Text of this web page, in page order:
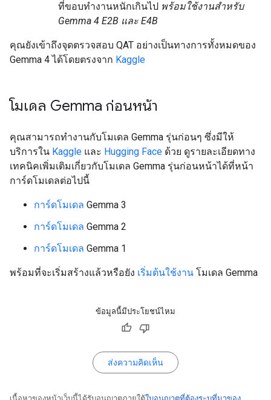
ที่ขอบทำงานหนักเกินไป พร้อมใช้งานสำหรับ
Gemma 4 E2B และ E4B
คุณยังเข้าถึงจุดตรวจสอบ QAT อย่างเป็นทางการทั้งหมดของ
Gemma 4 ได้โดยตรงจาก Kaggle
โมเดล Gemma ก่อนหน้า
คุณสามารถทำงานกับโมเดล Gemma รุ่นก่อนๆ ซึ่งมีให้
บริการใน Kaggle และ Hugging Face ด้วย ดูรายละเอียดทาง
เทคนิคเพิ่มเติมเกี่ยวกับโมเดล Gemma รุ่นก่อนหน้าได้ที่หน้า
การ์ดโมเดลต่อไปนี้
การ์ดโมเดล Gemma 3
การ์ดโมเดล Gemma 2
การ์ดโมเดล Gemma 1
พร้อมที่จะเริ่มสร้างแล้วหรือยัง เริ่มต้นใช้งาน โมเดล Gemma
ข้อมูลนี้มีประโยชน์ไหม
ส่งความคิดเห็น